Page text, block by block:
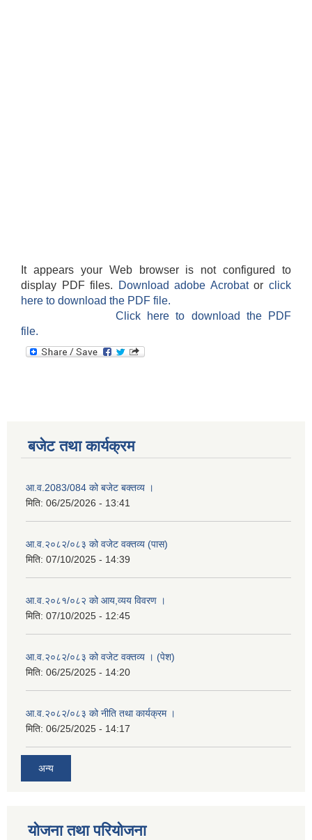
It appears your Web browser is not configured to
display PDF files.
Download adobe Acrobatorclick
here to download the PDF file.
Click here to download the PDF
file.
बजेट तथा कार्यक्रम
आ.व.2083/084 को बजेट बक्तव्य ।
मिति: 06/25/2026 - 13:41
आ.व.२०८२/०८३ को वजेट वक्तव्य (पास)
मिति: 07/10/2025 - 14:39
आ.व.२०८१/०८२ को आय,व्यय विवरण ।
मिति: 07/10/2025 - 12:45
आ.व.२०८२/०८३ को वजेट वक्तव्य । (पेश)
मिति: 06/25/2025 - 14:20
आ.व.२०८२/०८३ को नीति तथा कार्यक्रम ।
मिति: 06/25/2025 - 14:17
अन्य
योजना तथा परियोजना